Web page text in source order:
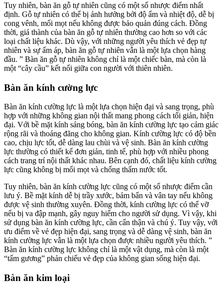
Tuy nhiên, bàn ăn gỗ tự nhiên cũng có một số nhược điểm nhất
định. Gỗ tự nhiên có thể bị ảnh hưởng bởi độ ẩm và nhiệt độ, dễ bị
cong vênh, mối mọt nếu không được bảo quản đúng cách. Đồng
thời, giá thành của bàn ăn gỗ tự nhiên thường cao hơn so với các
loại chất liệu khác. Dù vậy, với những người yêu thích vẻ đẹp tự
nhiên và sự ấm áp, bàn ăn gỗ tự nhiên vẫn là một lựa chọn hàng
đầu. ” Bàn ăn gỗ tự nhiên không chỉ là một chiếc bàn, mà còn là
một “cây cầu” kết nối giữa con người với thiên nhiên.
Bàn ăn kính cường lực
Bàn ăn kính cường lực là một lựa chọn hiện đại và sang trọng, phù
hợp với những không gian nội thất mang phong cách tối giản, hiện
đại. Với bề mặt kính sáng bóng, bàn ăn kính cường lực tạo cảm giác
rộng rãi và thoáng đãng cho không gian. Kính cường lực có độ bền
cao, chịu lực tốt, dễ dàng lau chùi và vệ sinh. Bàn ăn kính cường
lực thường có thiết kế đơn giản, tinh tế, phù hợp với nhiều phong
cách trang trí nội thất khác nhau. Bên cạnh đó, chất liệu kính cường
lực cũng không bị mối mọt và chống thấm nước tốt.
Tuy nhiên, bàn ăn kính cường lực cũng có một số nhược điểm cần
lưu ý. Bề mặt kính dễ bị trầy xước, bám bẩn và vân tay nếu không
được vệ sinh thường xuyên. Đồng thời, kính cường lực có thể vỡ
nếu bị va đập mạnh, gây nguy hiểm cho người sử dụng. Vì vậy, khi
sử dụng bàn ăn kính cường lực, cần cẩn thận và chú ý. Tuy vậy, với
ưu điểm về vẻ đẹp hiện đại, sang trọng và dễ dàng vệ sinh, bàn ăn
kính cường lực vẫn là một lựa chọn được nhiều người yêu thích. ”
Bàn ăn kính cường lực không chỉ là một vật dụng, mà còn là một
“tấm gương” phản chiếu vẻ đẹp của không gian sống hiện đại.
Bàn ăn kim loại